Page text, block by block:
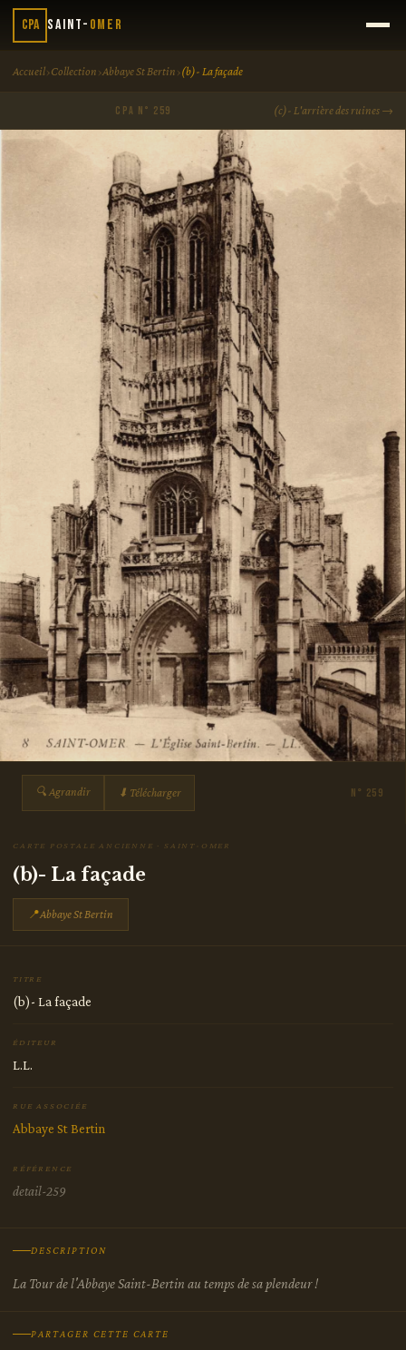
CPA Saint- Omer
Accueil›Collection ›Abbaye St Bertin ›(b)- La façade
CPA N° 259 (c)- L'arrière des ruines →
🔍 Agrandir ⬇ Télécharger N° 259
CARTE POSTALE ANCIENNE · SAINT-OMER
(b)- La façade
📍Abbaye St Bertin
TITRE
(b)- La façade
ÉDITEUR
L.L.
RUE ASSOCIÉE
Abbaye St Bertin
RÉFÉRENCE
detail-259
DESCRIPTION
La Tour de l'Abbaye Saint-Bertin au temps de sa plendeur !
PARTAGER CETTE CARTE